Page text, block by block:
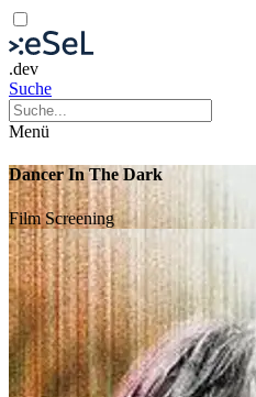
.dev
Suche
Menü
Dancer In The Dark
FilmScreening